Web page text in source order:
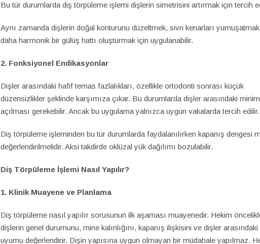
Bu tür durumlarda diş törpüleme işlemi dişlerin simetrisini artırmak için tercih
Aynı zamanda dişlerin doğal konturunu düzeltmek, sivri kenarları
daha harmonik bir gülüş hattı oluşturmak için uygulanabilir.
2. Fonksiyonel Endikasyonlar
Dişler arasındaki hafif temas fazlalıkları, özellikle ortodonti sonrası küçük
düzensizlikler şeklinde karşımıza çıkar. Bu durumlarda dişler arasındaki
açılması gerekebilir. Ancak bu uygulama yalnızca uygun vakalarda tercih edilir.
Diş törpüleme işleminden bu tür durumlarda faydalanılırken kapanış dengesi
değerlendirilmelidir. Aksi takdirde oklüzal yük dağılımı bozulabilir.
Diş Törpüleme İşlemi Nasıl Yapılır?
1. Klinik Muayene ve Planlama
Diş törpüleme nasıl yapılır sorusunun ilk aşaması muayenedir. Hekim
dişlerin genel durumunu, mine kalınlığını, kapanış ilişkisini ve dişler arasındaki
uyumu değerlendirir. Dişin yapısına uygun olmayan bir müdahale yapılmaz.